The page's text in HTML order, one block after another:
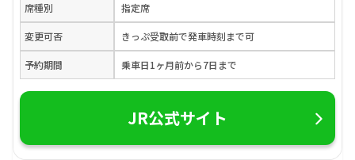
席種別 指定席
変更可否 きっぷ受取前で発車時刻まで可
予約期間 乗車日1ヶ月前から7日まで
JR公式サイト